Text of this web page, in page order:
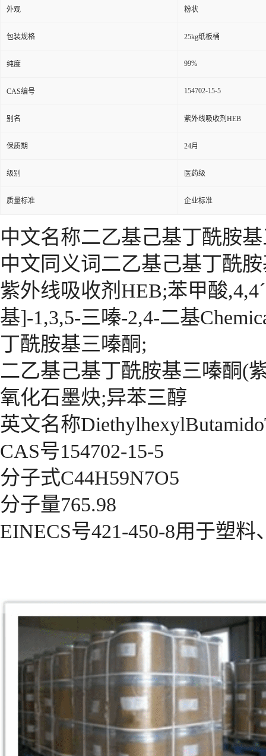
外观 粉状
包装规格 25kg纸板桶
纯度 99%
CAS编号 154702-15-5
别名 紫外线吸收剂HEB
保质期 24月
级别 医药级
质量标准 企业标准
中文名称二乙基己基丁酰胺
中文同义词二乙基己基丁酰
紫外线吸收剂HEB;苯甲酸
基]-1,3,5-三嗪-2,4-二基
丁酰胺基三嗪酮;
二乙基己基丁酰胺基三嗪酮(
氧化石墨炔;异苯三醇
英文名称
CAS号154702-15-5
分子式C44H59N7O5
分子量765.98
EINECS号421-450-8用于塑